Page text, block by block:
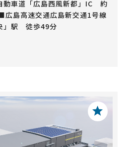
動車道「広島西風新都」IC 約
島高速交通広島新交通1号線
」駅 徒歩49分